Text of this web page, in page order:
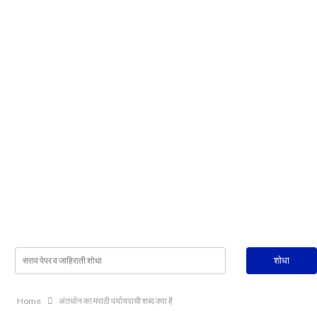
Home अंतर्धान का मराठी पर्यायवाची शब्द क्या है